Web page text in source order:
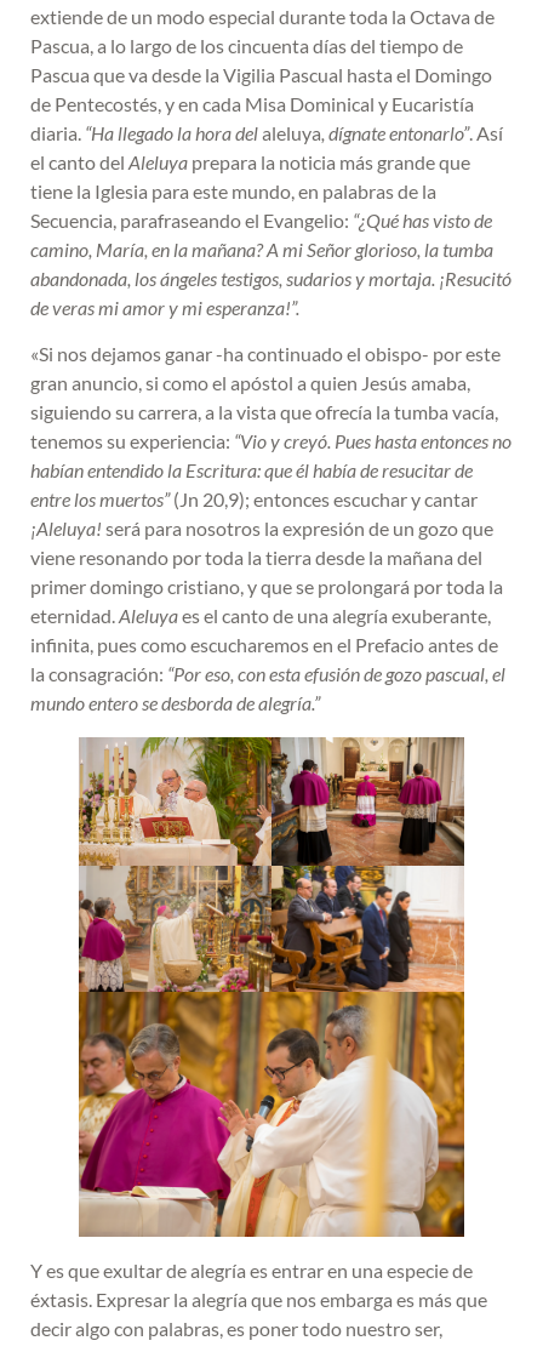
extiende de un modo especial durante toda la Octava de
Pascua, a lo largo de los cincuenta días del tiempo de
Pascua que va desde la Vigilia Pascual hasta el Domingo
de Pentecostés, y en cada Misa Dominical y Eucaristía
diaria. “Ha llegado la hora delaleluya , dígnate entonarlo”. Así
el canto del Aleluya prepara la noticia más grande que
tiene la Iglesia para este mundo, en palabras de la
Secuencia, parafraseando el Evangelio: “¿Qué has visto de
camino, María, en la mañana? A mi Señor glorioso, la tumba
abandonada, los ángeles testigos, sudarios y mortaja. ¡Resucitó
de veras mi amor y mi esperanza!”.
«Si nos dejamos ganar -ha continuado el obispo- por este
gran anuncio, si como el apóstol a quien Jesús amaba,
siguiendo su carrera, a la vista que ofrecía la tumba vacía,
tenemos su experiencia: “Vio y creyó. Pues hasta entonces no
habían entendido la Escritura: que él había de resucitar de
entre los muertos”(Jn 20,9); entonces escuchar y cantar
¡Aleluya! será para nosotros la expresión de un gozo que
viene resonando por toda la tierra desde la mañana del
primer domingo cristiano, y que se prolongará por toda la
eternidad.Aleluyaes el canto de una alegría exuberante,
infinita, pues como escucharemos en el Prefacio antes de
la consagración: “Por eso, con esta efusión de gozo pascual, el
mundo entero se desborda de alegría.”
Y es que exultar de alegría es entrar en una especie de
éxtasis. Expresar la alegría que nos embarga es más que
decir algo con palabras, es poner todo nuestro ser,